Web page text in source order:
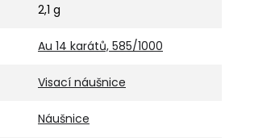
2,1 g
Au 14 karátů, 585/1000
Visací náušnice
Náušnice